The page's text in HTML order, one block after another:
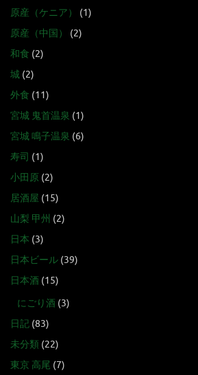
原産（ケニア）
(1)
原産（中国）
(2)
和食 (2)
城 (2)
外食 (11)
宮城 鬼首温泉 (1)
宮城 鳴子温泉 (6)
寿司 (1)
小田原 (2)
居酒屋 (15)
山梨 甲州 (2)
日本 (3)
日本ビール (39)
日本酒 (15)
にごり酒 (3)
日記 (83)
未分類 (22)
東京 高尾 (7)